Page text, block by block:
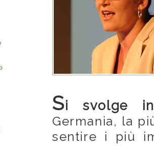
Si svolge
Germania, la
sentire i più